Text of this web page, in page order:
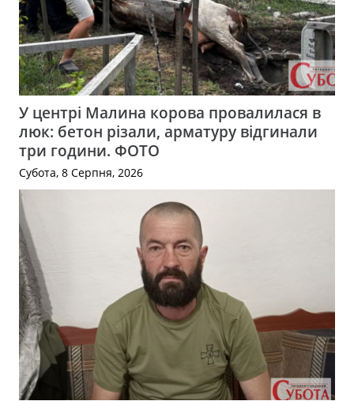
У центрі Малина корова провалилася в
люк: бетон різали, арматуру відгинали
три години. ФОТО
Субота, 8 Серпня, 2026